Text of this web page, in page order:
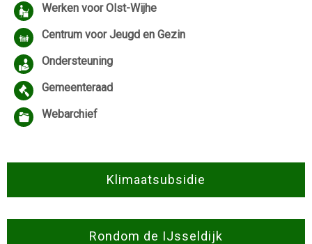
Werken voor Olst-Wijhe
Centrum voor Jeugd en Gezin
Ondersteuning
Gemeenteraad
Webarchief
Klimaatsubsidie
Rondom de IJsseldijk